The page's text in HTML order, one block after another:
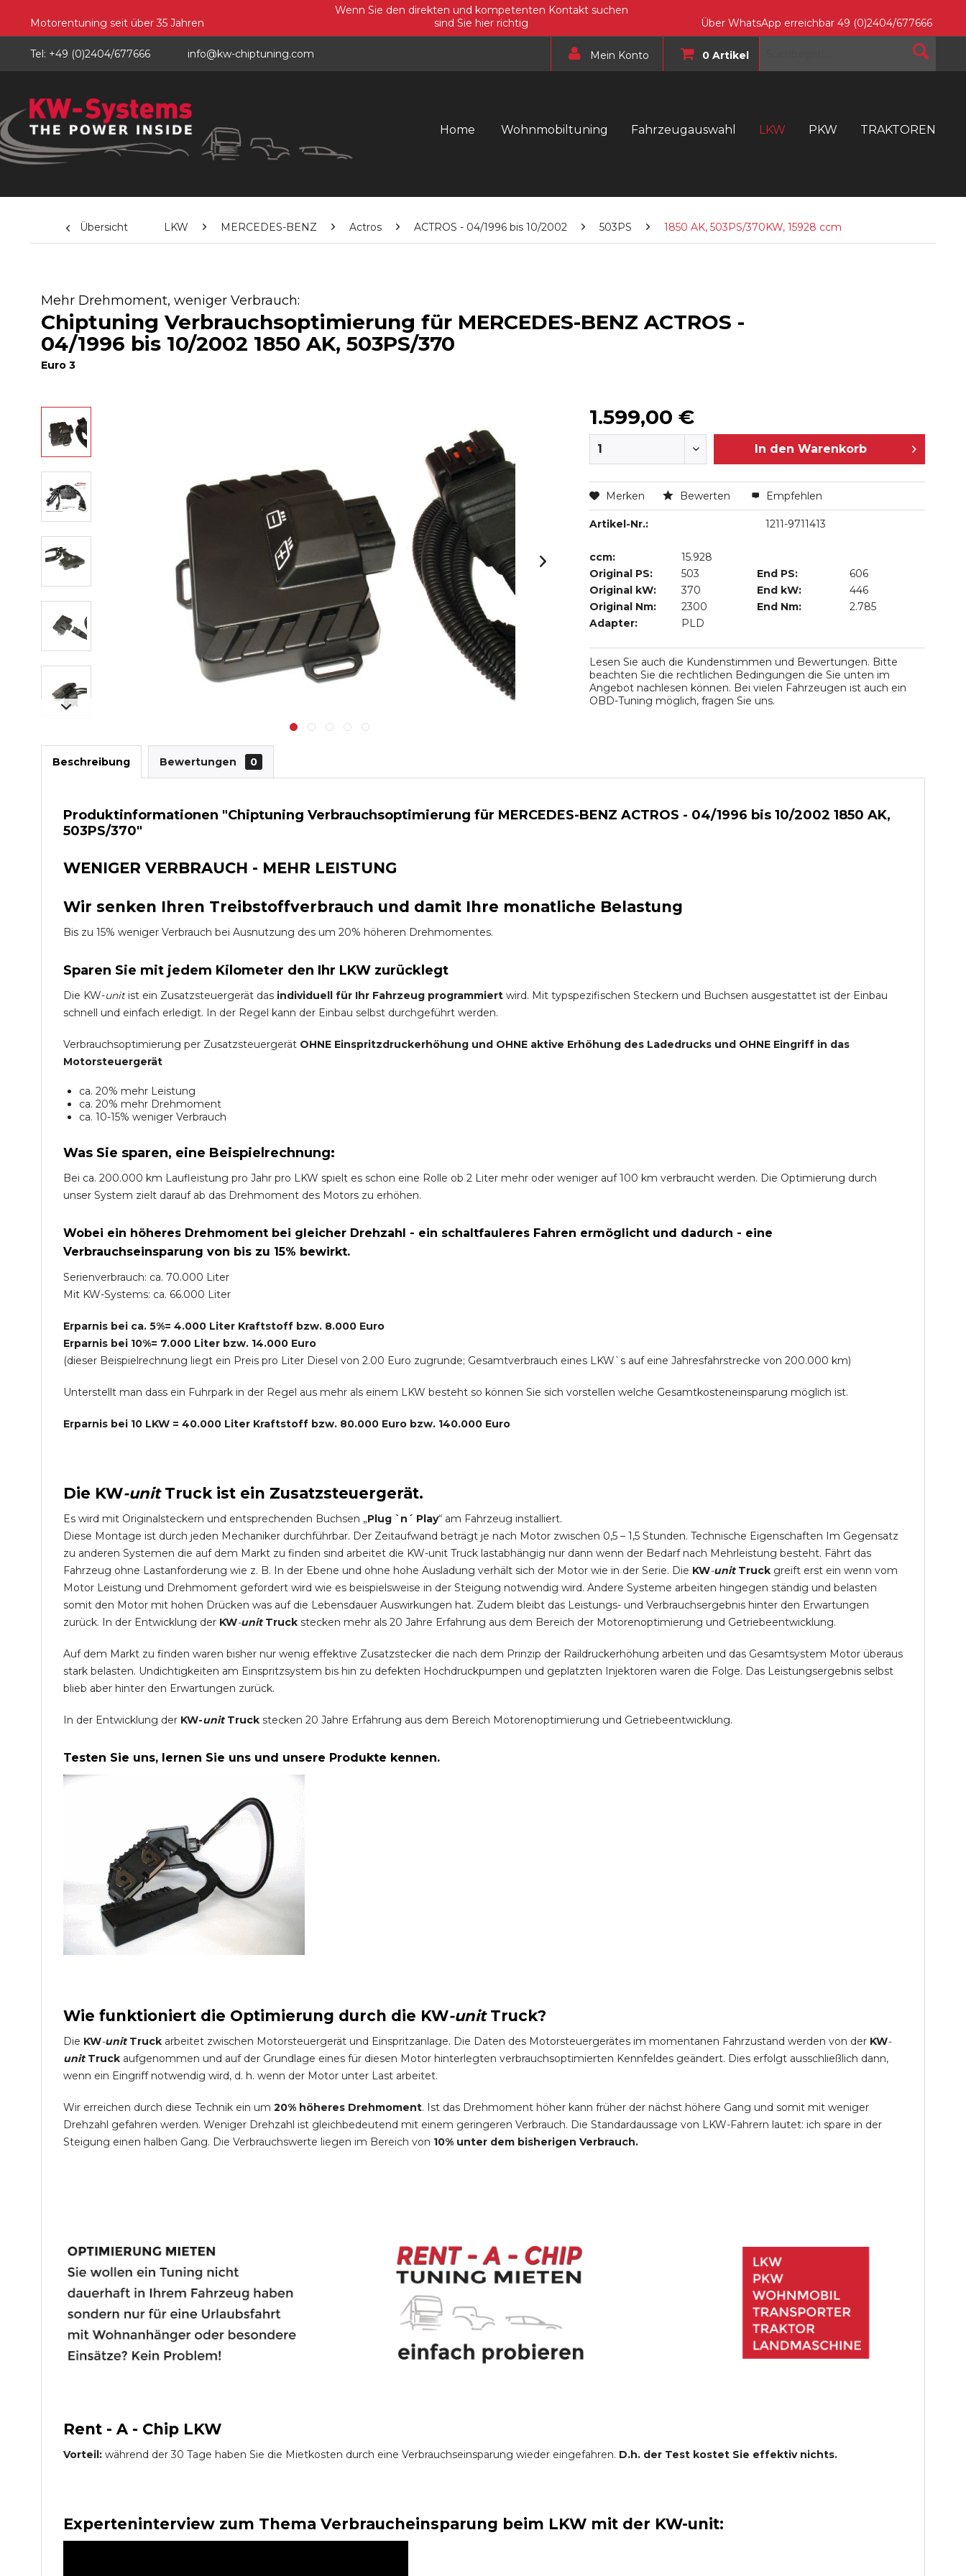
Motorentuning seit über 35 Jahren
Wenn Sie den direkten und kompetenten Kontakt suchen
sind Sie hier richtig
Über WhatsApp erreichbar 49 (0)2404/677666
Tel: +49 (0)2404/677666 info@kw-chiptuning.com Mein Konto 0 Artikel
Home Wohnmobiltuning Fahrzeugauswahl LKW PKW TRAKTOREN
Übersicht LKW MERCEDES-BENZ Actros ACTROS - 04/1996 bis 10/2002 503PS 1850 AK, 503PS/370KW, 15928 ccm
Mehr Drehmoment, weniger Verbrauch:
Chiptuning Verbrauchsoptimierung für MERCEDES-BENZ ACTROS -
04/1996 bis 10/2002 1850 AK, 503PS/370
Euro 3
1.599,00 €
In den Warenkorb
Merken Bewerten Empfehlen
Artikel-Nr.: 1211-9711413
ccm:
15.928
Original PS:
503 End PS:
606
Original kW:
370 End kW:
446
Original Nm:
2300 End Nm:
2.785
Adapter:
PLD
Lesen Sie auch die Kundenstimmen und Bewertungen. Bitte
beachten Sie die rechtlichen Bedingungen die Sie unten im
Angebot nachlesen können. Bei vielen Fahrzeugen ist auch ein
OBD-Tuning möglich, fragen Sie uns.
Beschreibung Bewertungen 0
Produktinformationen "Chiptuning Verbrauchsoptimierung für MERCEDES-BENZ ACTROS - 04/1996 bis 10/2002 1850 AK,
503PS/370"
WENIGER VERBRAUCH - MEHR LEISTUNG
Wir senken Ihren Treibstoffverbrauch und damit Ihre monatliche Belastung
Bis zu 15% weniger Verbrauch bei Ausnutzung des um 20% höheren Drehmomentes.
Sparen Sie mit jedem Kilometer den Ihr LKW zurücklegt
Die KW-unitist ein Zusatzsteuergerät das individuell für Ihr Fahrzeug programmiert wird. Mit typspezifischen Steckern und Buchsen ausgestattet ist der Einbau
schnell und einfach erledigt. In der Regel kann der Einbau selbst durchgeführt werden.
Verbrauchsoptimierung per Zusatzsteuergerät OHNE Einspritzdruckerhöhung und OHNE aktive Erhöhung des Ladedrucks und OHNE Eingriff in das
Motorsteuergerät
ca. 20% mehr Leistung
ca. 20% mehr Drehmoment
ca. 10-15% weniger Verbrauch
Was Sie sparen, eine Beispielrechnung:
Bei ca. 200.000 km Laufleistung pro Jahr pro LKW spielt es schon eine Rolle ob 2 Liter mehr oder weniger auf 100 km verbraucht werden. Die Optimierung durch
unser System zielt darauf ab das Drehmoment des Motors zu erhöhen.
Wobei ein höheres Drehmoment bei gleicher Drehzahl - ein schaltfauleres Fahren ermöglicht und dadurch - eine
Verbrauchseinsparung von bis zu 15% bewirkt.
Serienverbrauch: ca. 70.000 Liter
Mit KW-Systems: ca. 66.000 Liter
Erparnis bei ca. 5%= 4.000 Liter Kraftstoff bzw. 8.000 Euro
Erparnis bei 10%= 7.000 Liter bzw. 14.000 Euro
(dieser Beispielrechnung liegt ein Preis pro Liter Diesel von 2.00 Euro zugrunde; Gesamtverbrauch eines LKW`s auf eine Jahresfahrstrecke von 200.000 km)
Unterstellt man dass ein Fuhrpark in der Regel aus mehr als einem LKW besteht so können Sie sich vorstellen welche Gesamtkosteneinsparung möglich ist.
Erparnis bei 10 LKW = 40.000 Liter Kraftstoff bzw. 80.000 Euro bzw. 140.000 Euro
Die KW-unit Truckist ein Zusatzsteuergerät.
Es wird mit Originalsteckern und entsprechenden Buchsen „Plug `n´ Play“ am Fahrzeug installiert.
Diese Montage ist durch jeden Mechaniker durchführbar. Der Zeitaufwand beträgt je nach Motor zwischen 0,5 – 1,5 Stunden. Technische Eigenschaften Im Gegensatz
zu anderen Systemen die auf dem Markt zu finden sind arbeitet die KW-unit Truck lastabhängig nur dann wenn der Bedarf nach Mehrleistung besteht. Fährt das
Fahrzeug ohne Lastanforderung wie z. B. In der Ebene und ohne hohe Ausladung verhält sich der Motor wie in der Serie. Die KW-unit Truck greift erst ein wenn vom
Motor Leistung und Drehmoment gefordert wird wie es beispielsweise in der Steigung notwendig wird. Andere Systeme arbeiten hingegen ständig und belasten
somit den Motor mit hohen Drücken was auf die Lebensdauer Auswirkungen hat. Zudem bleibt das Leistungs- und Verbrauchsergebnis hinter den Erwartungen
zurück. In der Entwicklung der KW-unit Truck stecken mehr als 20 Jahre Erfahrung aus dem Bereich der Motorenoptimierung und Getriebeentwicklung.
Auf dem Markt zu finden waren bisher nur wenig effektive Zusatzstecker die nach dem Prinzip der Raildruckerhöhung arbeiten und das Gesamtsystem Motor überaus
stark belasten. Undichtigkeiten am Einspritzsystem bis hin zu defekten Hochdruckpumpen und geplatzten Injektoren waren die Folge. Das Leistungsergebnis selbst
blieb aber hinter den Erwartungen zurück.
In der Entwicklung der KW-unitTruck stecken 20 Jahre Erfahrung aus dem Bereich Motorenoptimierung und Getriebeentwicklung.
Testen Sie uns, lernen Sie uns und unsere Produkte kennen.
Wie funktioniert die Optimierung durch die KW-unit Truck?
Die KW-unit Truck arbeitet zwischen Motorsteuergerät und Einspritzanlage. Die Daten des Motorsteuergerätes im momentanen Fahrzustand werden von der KW-
unit Truck aufgenommen und auf der Grundlage eines für diesen Motor hinterlegten verbrauchsoptimierten Kennfeldes geändert. Dies erfolgt ausschließlich dann,
wenn ein Eingriff notwendig wird, d. h. wenn der Motor unter Last arbeitet.
Wir erreichen durch diese Technik ein um 20% höheres Drehmoment. Ist das Drehmoment höher kann früher der nächst höhere Gang und somit mit weniger
Drehzahl gefahren werden. Weniger Drehzahl ist gleichbedeutend mit einem geringeren Verbrauch. Die Standardaussage von LKW-Fahrern lautet: ich spare in der
Steigung einen halben Gang. Die Verbrauchswerte liegen im Bereich von 10% unter dem bisherigen Verbrauch.
Rent - A - Chip LKW
Vorteil: während der 30 Tage haben Sie die Mietkosten durch eine Verbrauchseinsparung wieder eingefahren. D.h. der Test kostet Sie effektiv nichts.
Experteninterview zum Thema Verbraucheinsparung beim LKW mit der KW-unit: